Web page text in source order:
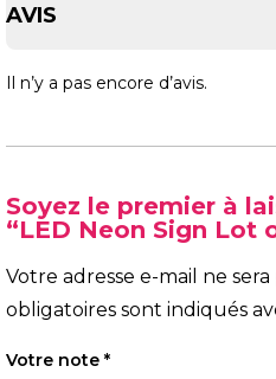
AVIS
Il n’y a pas encore d’avis.
Soyez le premier à
“LED Neon Sign Lot
Votre adresse e-mail ne
obligatoires sont indiqués
Votre note *